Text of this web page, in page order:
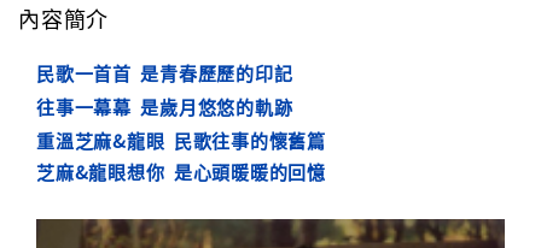
內容簡介
民歌一首首 是青春歷歷的印記
往事一幕幕 是歲月悠悠的軌跡
重溫芝麻&龍眼 民歌往事的懷舊篇
芝麻&龍眼想你 是心頭暖暖的回憶